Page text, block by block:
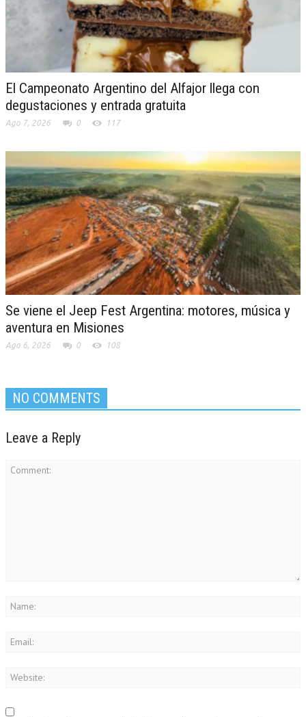
El Campeonato Argentino del Alfajor llega con
degustaciones y entrada gratuita
Ago 7, 2026 0 117
Se viene el Jeep Fest Argentina: motores, música y
aventura en Misiones
Ago 6, 2026 0 108
NO COMMENTS
Leave a Reply